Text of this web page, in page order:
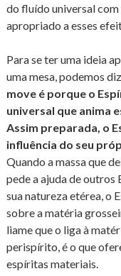
do fluído universal
apropriado a esses
Para se ter uma ideia
uma mesa, podemos
move é porque o
universal que anima
Assim preparada, o
influência do seu
Quando a massa que
pede a ajuda de outros
sua natureza etérea, o
sobre a matéria
liame que o liga à
perispírito, é o que
espíritas materiais.